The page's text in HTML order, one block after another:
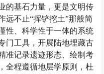
的基石力量，更是文明传
远不止“挥铲挖土”那般简
性、科学性于一体的系统
工具，开展陆地埋藏古
准记录遗迹形态、绘制考
全程遵循地层学原则，杜